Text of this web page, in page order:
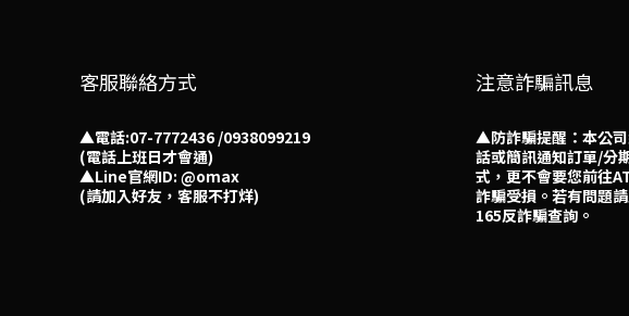
客服聯絡方式
▲電話:07-7772436 /0938099219
(電話上班日才會通)
▲Line官網ID: @omax​
(請加入好友，客服不打烊)
注意詐騙訊息
▲防詐騙提醒：本公
話或簡訊通知訂單/分
式，更不會要您前往
詐騙受損。若有問題
165反詐騙查詢。